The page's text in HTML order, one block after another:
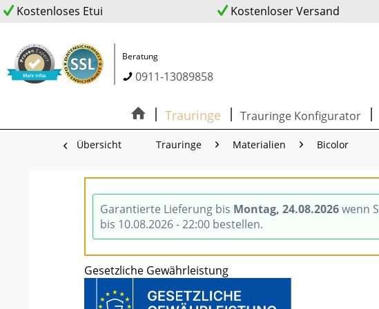
Kostenloses Etui Kostenloser Versand
Beratung
0911-13089858
Trauringe Trauringe Konfigurator
Übersicht Trauringe Materialien Bicolor
Garantierte Lieferung bis Montag, 24.08.2026wenn
bis 10.08.2026 - 22:00 bestellen.
Gesetzliche Gewährleistung